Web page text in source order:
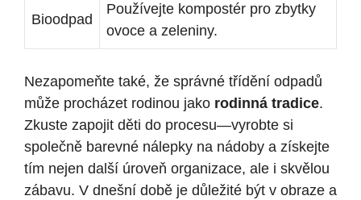
Bioodpad
Používejte kompostér pro zbytky
ovoce a zeleniny.
Nezapomeňte také, že správné třídění odpadů
může procházet rodinou jako rodinná tradice.
Zkuste zapojit děti do procesu—vyrobte si
společně barevné nálepky na nádoby a získejte
tím nejen další úroveň organizace, ale i skvělou
zábavu. V dnešní době je důležité být v obraze a